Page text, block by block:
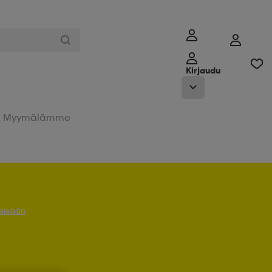
Kirjaudu
Myymälämme